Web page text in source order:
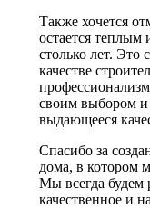
Также хочется
остается
столько лет. Это
качестве
своим выбором и
выдающееся
Спасибо за
дома, в котором
Мы всегда будем
качественное и